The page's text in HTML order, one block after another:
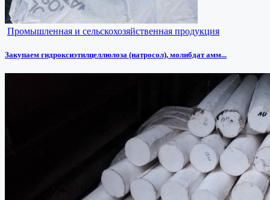
Промышленная и сельскохозяйственная продукция
Закупаем гидроксиэтилцеллюлоза (натросол), молибдат амм...